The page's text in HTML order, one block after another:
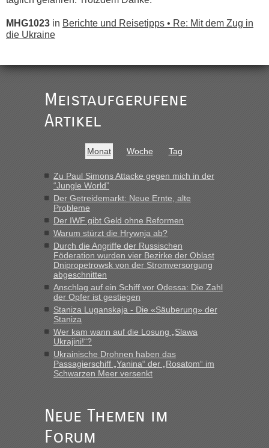
MHG1023 in Berichte und Reisetipps • Re: Mit dem Zug in
die Ukraine
Ist korrekt, aber ich finde man hätte trotzdem im Text gleich
darauf hinweisen können.
War aber nicht "böse" gemeint ...
buchbar - warum auch immer ...
Hab´s versucht - bekomme aber immer angezeigt "auf dieser
Strecke fahren wir nicht"
MHG1023 inBerichte und Reisetipps • Re: Mit dem Zug in
die Ukraine
„Man sollte aber explizit dazu schreiben, daß es ein Zug von
LeoExpress ist - und nur auf deren Webseite kann man die
Fahrkarten kaufen. Zumindest ist es die erste Umsteigefreie
Verbindung von Deutschland...“
Recht, Visa und Dokumente • Re: Deklaration
gebrauchter Kleidung beim Zoll
„Vielen Dank, mit einem Briefchen meiner Frau im Gepäck
gab es keine Probleme“
fast 11 Milliarden aufgedeckt
„Am besten wäre natürlich, wenn die Frau mit dabei ist.
Alleinreisende Männer stehen schließlich immer unter
Meistaufgerufene
Artikel
Monat Woche Tag
Zu Paul Simons Attacke gegen mich in der
“Jungle World”
Der Getreidemarkt: Neue Ernte, alte
Probleme
Der IWF gibt Geld ohne Reformen
Warum stürzt die Hrywnja ab?
Durch die Angriffe der Russischen
Föderation wurden vier Bezirke der Oblast
Dnipropetrowsk von der Stromversorgung
abgeschnitten
Anschlag auf ein Schiff vor Odessa: Die Zahl
der Opfer ist gestiegen
Staniza Luganskaja - Die «Säuberung» der
Staniza
Wer kam wann auf die Losung „Slawa
Ukrajini!“?
Ukrainische Drohnen haben das
Passagierschiff „Yanina“ der „Rosatom“ im
Schwarzen Meer versenkt
Neue Themen im
Forum